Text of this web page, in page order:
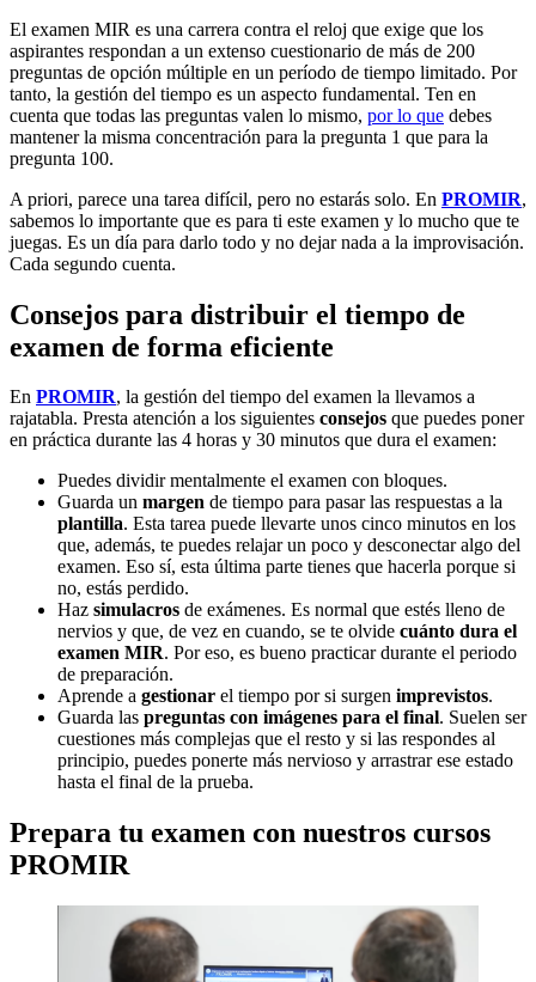
El examen MIR es una carrera contra el reloj que exige que los
aspirantes respondan a un extenso cuestionario de más de 200
preguntas de opción múltiple en un período de tiempo limitado. Por
tanto, la gestión del tiempo es un aspecto fundamental. Ten en
cuenta que todas las preguntas valen lo mismo, por lo que debes
mantener la misma concentración para la pregunta 1 que para la
pregunta 100.
A priori, parece una tarea difícil, pero no estarás solo. En PROMIR,
sabemos lo importante que es para ti este examen y lo mucho que te
juegas. Es un día para darlo todo y no dejar nada a la improvisación.
Cada segundo cuenta.
Consejos para distribuir el tiempo de
examen de forma eficiente
En PROMIR, la gestión del tiempo del examen la llevamos a
rajatabla. Presta atención a los siguientes consejos que puedes poner
en práctica durante las 4 horas y 30 minutos que dura el examen:
Puedes dividir mentalmente el examen con bloques.
Guarda un margen de tiempo para pasar las respuestas a la
plantilla. Esta tarea puede llevarte unos cinco minutos en los
que, además, te puedes relajar un poco y desconectar algo del
examen. Eso sí, esta última parte tienes que hacerla porque si
no, estás perdido.
Haz simulacros de exámenes. Es normal que estés lleno de
nervios y que, de vez en cuando, se te olvide cuánto dura el
examen MIR. Por eso, es bueno practicar durante el periodo
de preparación.
Aprende a gestionar el tiempo por si surgen imprevistos.
Guarda las preguntas con imágenes para el final. Suelen ser
cuestiones más complejas que el resto y si las respondes al
principio, puedes ponerte más nervioso y arrastrar ese estado
hasta el final de la prueba.
Prepara tu examen con nuestros cursos
PROMIR